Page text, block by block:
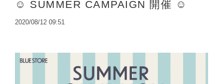
☺︎ SUMMER CAMPAIGN 開催 ☺︎
2020/08/12 09:51